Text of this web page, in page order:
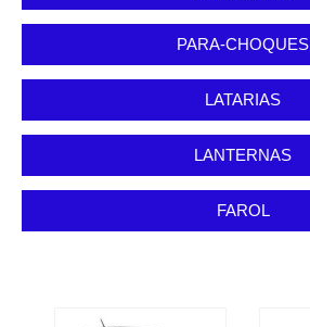
PARA-CHOQUES
LATARIAS
LANTERNAS
FAROL